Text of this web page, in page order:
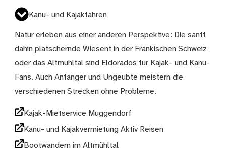
Kanu- und Kajakfahren
Natur erleben aus einer anderen Perspektive: Die sanft
dahin plätschernde Wiesent in der Fränkischen Schweiz
oder das Altmühltal sind Eldorados für Kajak- und Kanu-
Fans. Auch Anfänger und Ungeübte meistern die
verschiedenen Strecken ohne Probleme.
Kajak-Mietservice Muggendorf
Kanu- und Kajakvermietung Aktiv Reisen
Bootwandern im Altmühltal